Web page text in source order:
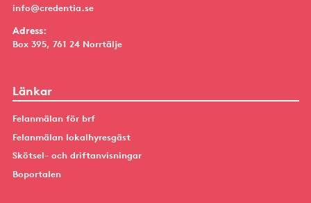
info@credentia.se
Adress:
Box 395, 761 24 Norrtälje
Länkar
Felanmälan för brf
Felanmälan lokalhyresgäst
Skötsel- och driftanvisningar
Boportalen